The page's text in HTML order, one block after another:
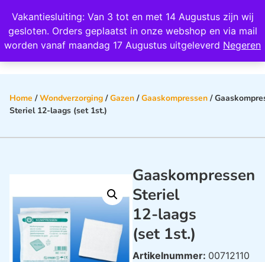
Vakantiesluiting: Van 3 tot en met 14 Augustus zijn wij
gesloten. Orders geplaatst in onze webshop en via mail
worden vanaf maandag 17 Augustus uitgeleverd Negeren
Wij scoren een 4,8 op Google
Home /Wondverzorging /Gazen /Gaaskompressen /
Steriel 12-laags (set 1st.)
Gaaskompressen
Steriel
12-laags
(set 1st.)
Artikelnummer: 00712110